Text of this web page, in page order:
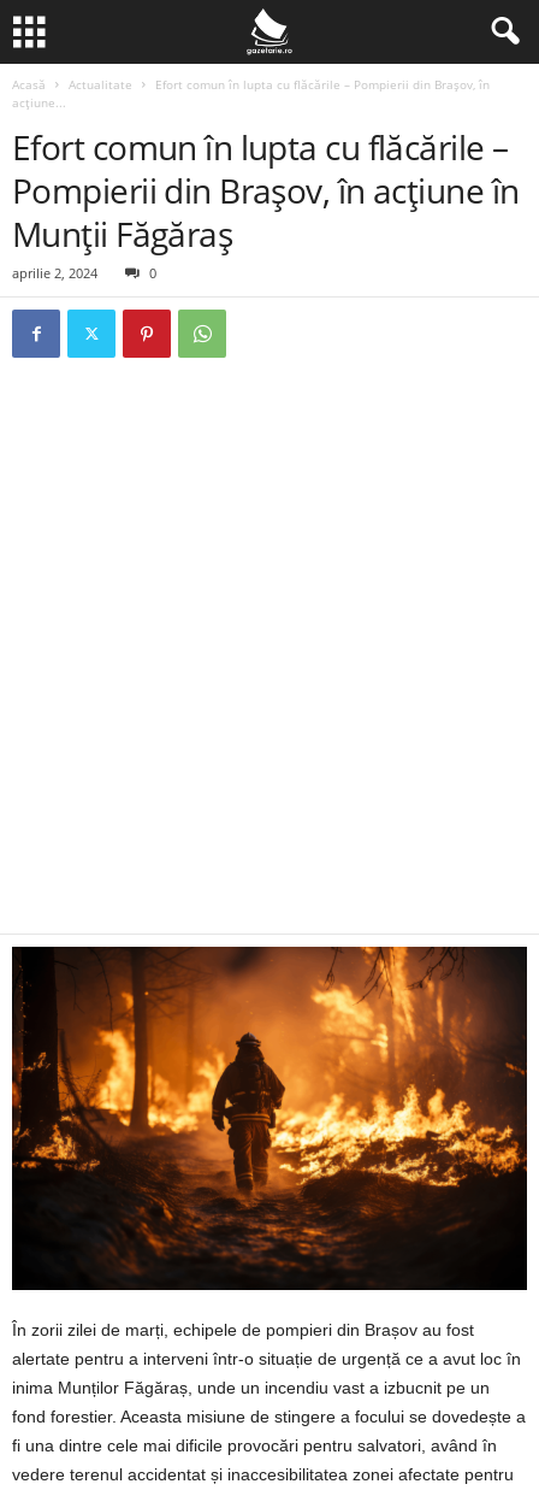
Acasă Actualitate
Efort comun în lupta cu flăcările – Pompierii din Brașov, în
acțiune...
Efort comun în lupta cu flăcările –
Pompierii din Brașov, în acțiune în
Munții Făgăraș
aprilie 2, 2024 0
În zorii zilei de marți, echipele de pompieri din Brașov au fost
alertate pentru a interveni într-o situație de urgență ce a avut loc în
inima Munților Făgăraș, unde un incendiu vast a izbucnit pe un
fond forestier. Aceasta misiune de stingere a focului se dovedește a
fi una dintre cele mai dificile provocări pentru salvatori, având în
vedere terenul accidentat și inaccesibilitatea zonei afectate pentru